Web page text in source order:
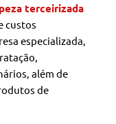
terceirizada
custos
especializada,
além de
de